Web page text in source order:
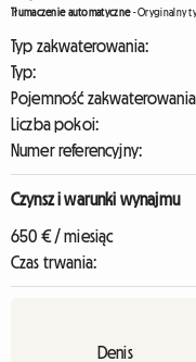
Tłumaczenie automatyczne-Oryginalny
Typ zakwaterowania:
Typ:
Pojemność
Liczba pokoi:
Numer referencyjny:
Czynsz i warunki wynajmu
650 € / miesiąc
Czas trwania:
Denis